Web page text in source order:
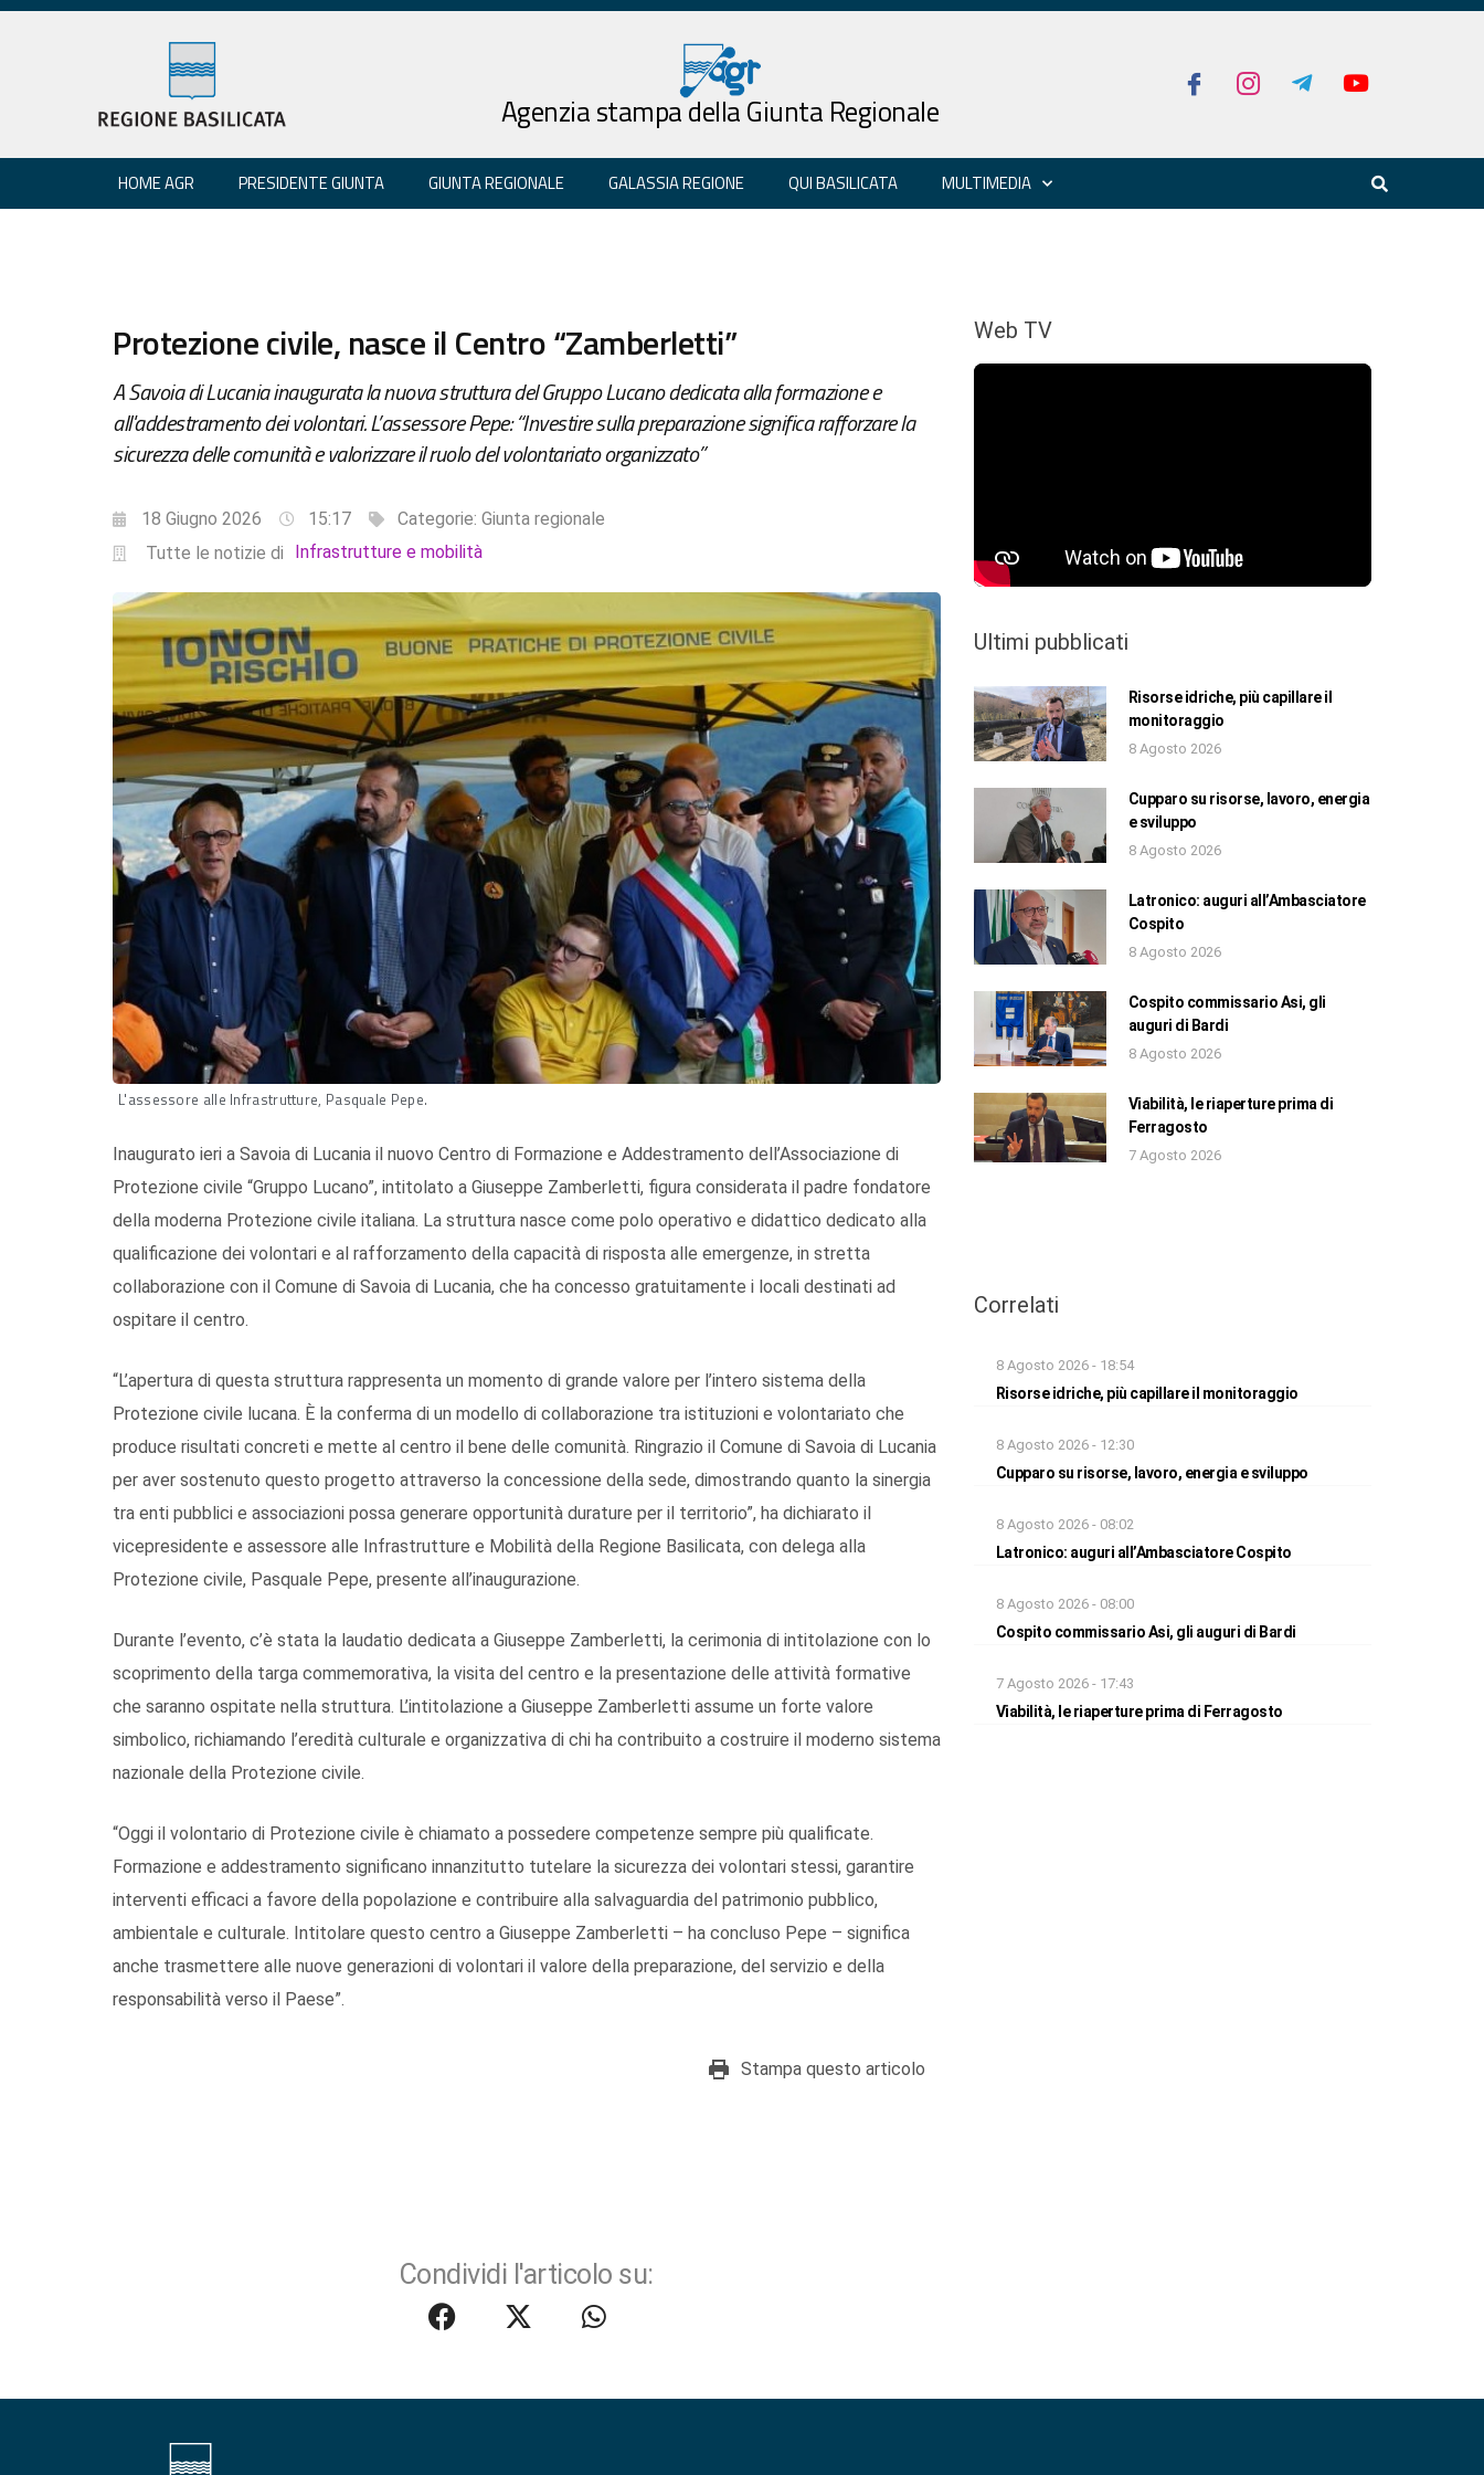
Agenzia stampa della Giunta Regionale
HOME AGR PRESIDENTE GIUNTA GIUNTA REGIONALE GALASSIA REGIONE QUI BASILICATA MULTIMEDIA
Protezione civile, nasce il Centro “Zamberletti”
A Savoia di Lucania inaugurata la nuova struttura del Gruppo Lucano dedicata alla formazione e
all'addestramento dei volontari. L’assessore Pepe: “Investire sulla preparazione significa rafforzare la
sicurezza delle comunità e valorizzare il ruolo del volontariato organizzato”
18 Giugno 2026 15:17 Categorie: Giunta regionale
Tutte le notizie di
Infrastrutture e mobilità
L'assessore alle Infrastrutture, Pasquale Pepe.
Inaugurato ieri a Savoia di Lucania il nuovo Centro di Formazione e Addestramento dell’Associazione di
Protezione civile “Gruppo Lucano”, intitolato a Giuseppe Zamberletti, figura considerata il padre fondatore
della moderna Protezione civile italiana. La struttura nasce come polo operativo e didattico dedicato alla
qualificazione dei volontari e al rafforzamento della capacità di risposta alle emergenze, in stretta
collaborazione con il Comune di Savoia di Lucania, che ha concesso gratuitamente i locali destinati ad
ospitare il centro.
“L’apertura di questa struttura rappresenta un momento di grande valore per l’intero sistema della
Protezione civile lucana. È la conferma di un modello di collaborazione tra istituzioni e volontariato che
produce risultati concreti e mette al centro il bene delle comunità. Ringrazio il Comune di Savoia di Lucania
per aver sostenuto questo progetto attraverso la concessione della sede, dimostrando quanto la sinergia
tra enti pubblici e associazioni possa generare opportunità durature per il territorio”, ha dichiarato il
vicepresidente e assessore alle Infrastrutture e Mobilità della Regione Basilicata, con delega alla
Protezione civile, Pasquale Pepe, presente all’inaugurazione.
Durante l’evento, c’è stata la laudatio dedicata a Giuseppe Zamberletti, la cerimonia di intitolazione con lo
scoprimento della targa commemorativa, la visita del centro e la presentazione delle attività formative
che saranno ospitate nella struttura. L’intitolazione a Giuseppe Zamberletti assume un forte valore
simbolico, richiamando l’eredità culturale e organizzativa di chi ha contribuito a costruire il moderno sistema
nazionale della Protezione civile.
“Oggi il volontario di Protezione civile è chiamato a possedere competenze sempre più qualificate.
Formazione e addestramento significano innanzitutto tutelare la sicurezza dei volontari stessi, garantire
interventi efficaci a favore della popolazione e contribuire alla salvaguardia del patrimonio pubblico,
ambientale e culturale. Intitolare questo centro a Giuseppe Zamberletti – ha concluso Pepe – significa
anche trasmettere alle nuove generazioni di volontari il valore della preparazione, del servizio e della
responsabilità verso il Paese”.
Stampa questo articolo
Condividi l'articolo su:
Web TV
Ultimi pubblicati
Risorse idriche, più capillare il
monitoraggio
8 Agosto 2026
Cupparo su risorse, lavoro, energia
e sviluppo
8 Agosto 2026
Latronico: auguri all’Ambasciatore
Cospito
8 Agosto 2026
Cospito commissario Asi, gli
auguri di Bardi
8 Agosto 2026
Viabilità, le riaperture prima di
Ferragosto
7 Agosto 2026
Correlati
8 Agosto 2026 - 18:54
Risorse idriche, più capillare il monitoraggio
8 Agosto 2026 - 12:30
Cupparo su risorse, lavoro, energia e sviluppo
8 Agosto 2026 - 08:02
Latronico: auguri all’Ambasciatore Cospito
8 Agosto 2026 - 08:00
Cospito commissario Asi, gli auguri di Bardi
7 Agosto 2026 - 17:43
Viabilità, le riaperture prima di Ferragosto